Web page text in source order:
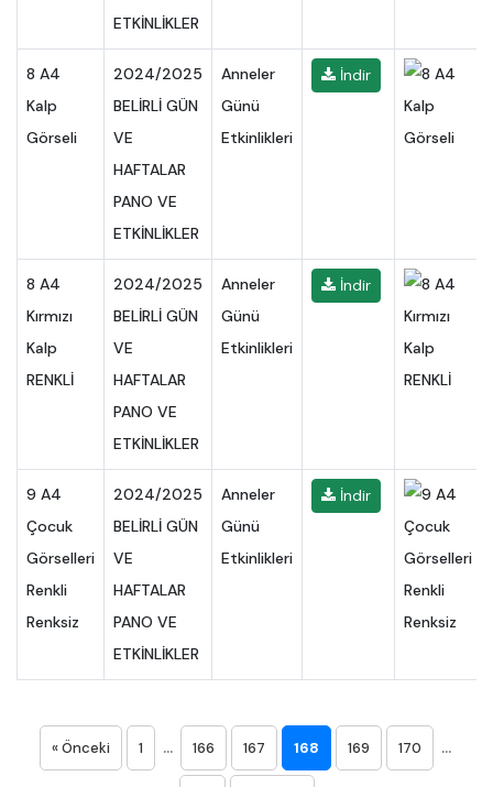
ETKİNLİKLER
8 A4
Kalp
Görseli
2024/2025
BELİRLİ GÜN
VE
HAFTALAR
PANO VE
ETKİNLİKLER
Anneler
Günü
Etkinlikleri
İndir
8 A4
Kırmızı
Kalp
RENKLİ
2024/2025
BELİRLİ GÜN
VE
HAFTALAR
PANO VE
ETKİNLİKLER
Anneler
Günü
Etkinlikleri
İndir
9 A4
Çocuk
Görselleri
Renkli
Renksiz
2024/2025
BELİRLİ GÜN
VE
HAFTALAR
PANO VE
ETKİNLİKLER
Anneler
Günü
Etkinlikleri
İndir
« Önceki 1 ... 166 167 168 169 170 ...